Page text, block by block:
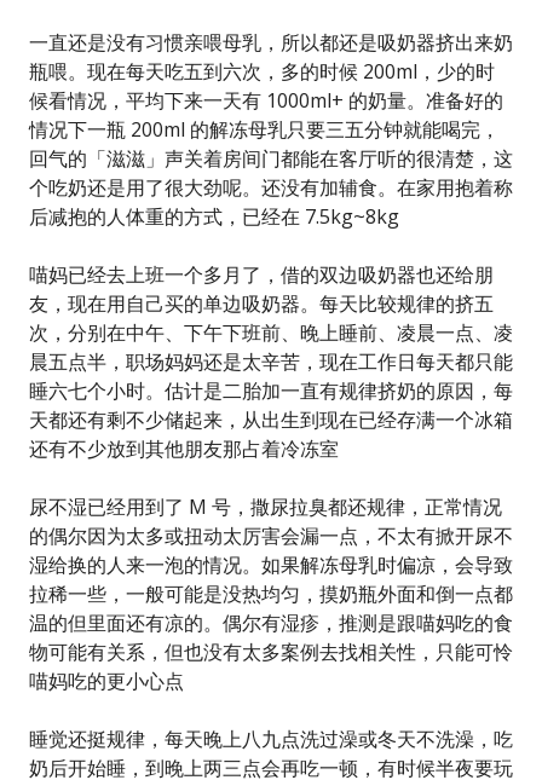
一直还是没有习惯亲喂母乳，所以都还是吸奶器挤出来奶
瓶喂。现在每天吃五到六次，多的时候 200ml，少的时
候看情况，平均下来一天有 1000ml+ 的奶量。准备好的
情况下一瓶 200ml 的解冻母乳只要三五分钟就能喝完，
回气的「滋滋」声关着房间门都能在客厅听的很清楚，这
个吃奶还是用了很大劲呢。还没有加辅食。在家用抱着称
后减抱的人体重的方式，已经在 7.5kg~8kg
喵妈已经去上班一个多月了，借的双边吸奶器也还给朋
友，现在用自己买的单边吸奶器。每天比较规律的挤五
次，分别在中午、下午下班前、晚上睡前、凌晨一点、凌
晨五点半，职场妈妈还是太辛苦，现在工作日每天都只能
睡六七个小时。估计是二胎加一直有规律挤奶的原因，每
天都还有剩不少储起来，从出生到现在已经存满一个冰箱
还有不少放到其他朋友那占着冷冻室
尿不湿已经用到了 M 号，撒尿拉臭都还规律，正常情况
的偶尔因为太多或扭动太厉害会漏一点，不太有掀开尿不
湿给换的人来一泡的情况。如果解冻母乳时偏凉，会导致
拉稀一些，一般可能是没热均匀，摸奶瓶外面和倒一点都
温的但里面还有凉的。偶尔有湿疹，推测是跟喵妈吃的食
物可能有关系，但也没有太多案例去找相关性，只能可怜
喵妈吃的更小心点
睡觉还挺规律，每天晚上八九点洗过澡或冬天不洗澡，吃
奶后开始睡，到晚上两三点会再吃一顿，有时候半夜要玩